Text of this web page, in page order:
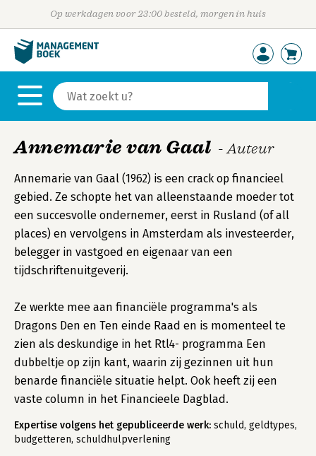
Op werkdagen voor 23:00 besteld, morgen in huis
Annemarie van Gaal - Auteur
Annemarie van Gaal (1962) is een crack op financieel
gebied. Ze schopte het van alleenstaande moeder tot
een succesvolle ondernemer, eerst in Rusland (of all
places) en vervolgens in Amsterdam als investeerder,
belegger in vastgoed en eigenaar van een
tijdschriftenuitgeverij.
Ze werkte mee aan financiële programma's als
Dragons Den en Ten einde Raad en is momenteel te
zien als deskundige in het Rtl4- programma Een
dubbeltje op zijn kant, waarin zij gezinnen uit hun
benarde financiële situatie helpt. Ook heeft zij een
vaste column in het Financieele Dagblad.
Expertise volgens het gepubliceerde werk: schuld, geldtypes,
budgetteren, schuldhulpverlening